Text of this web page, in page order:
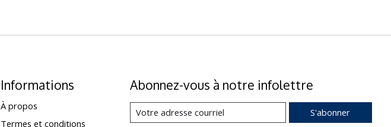
Informations
À propos
Termes et conditions
Abonnez-vous à notre infolettre
S'abonner